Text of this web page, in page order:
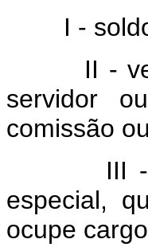
I - soldo
II -
servidor
comissão
III -
especial,
ocupe